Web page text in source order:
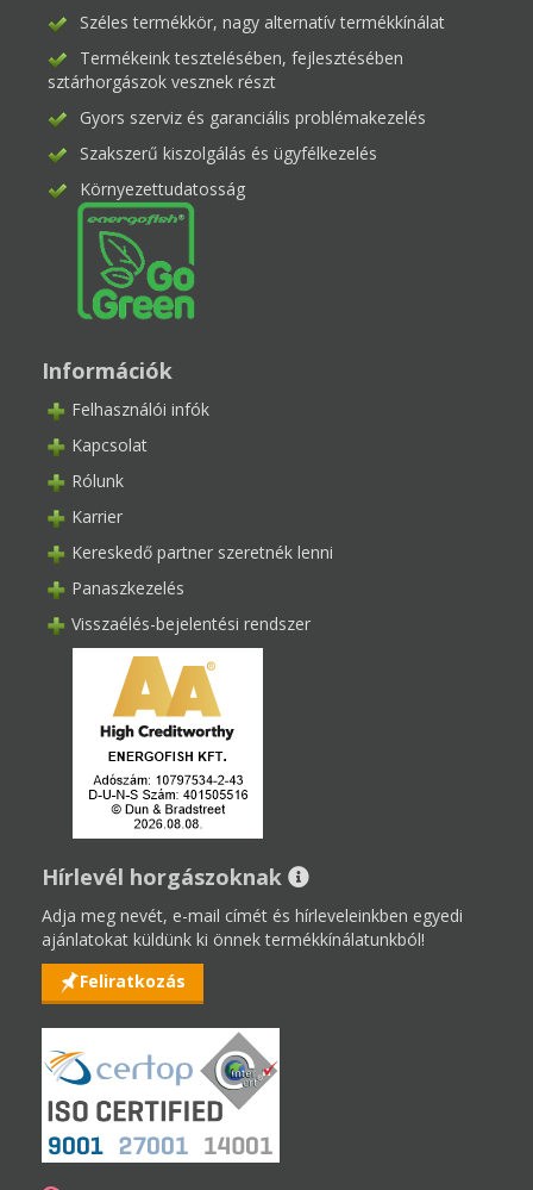
Széles termékkör, nagy alternatív termékkínálat
Termékeink tesztelésében, fejlesztésében
sztárhorgászok vesznek részt
Gyors szerviz és garanciális problémakezelés
Szakszerű kiszolgálás és ügyfélkezelés
Környezettudatosság
Információk
Felhasználói infók
Kapcsolat
Rólunk
Karrier
Kereskedő partner szeretnék lenni
Panaszkezelés
Visszaélés-bejelentési rendszer
Hírlevél horgászoknak
Adja meg nevét, e-mail címét és hírleveleinkben egyedi
ajánlatokat küldünk ki önnek termékkínálatunkból!
Feliratkozás